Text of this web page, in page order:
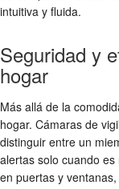
intuitiva y fluida.
Seguridad y
hogar
Más allá de la
hogar. Cámaras de
distinguir entre un
alertas solo cuando
en puertas y